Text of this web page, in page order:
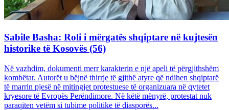
Sabile Basha: Roli i mërgatës shqiptare në kujtesën
historike të Kosovës (56)
Në vazhdim, dokumenti merr karakterin e një apeli të përgjithshëm
kombëtar. Autorët u bëjnë thirrje të gjithë atyre që ndihen shqiptarë
të marrin pjesë në mitingjet protestuese të organizuara në qytetet
kryesore të Evropës Perëndimore. Në këtë mënyrë, protestat nuk
paraqiten vetëm si tubime politike të diasporës...